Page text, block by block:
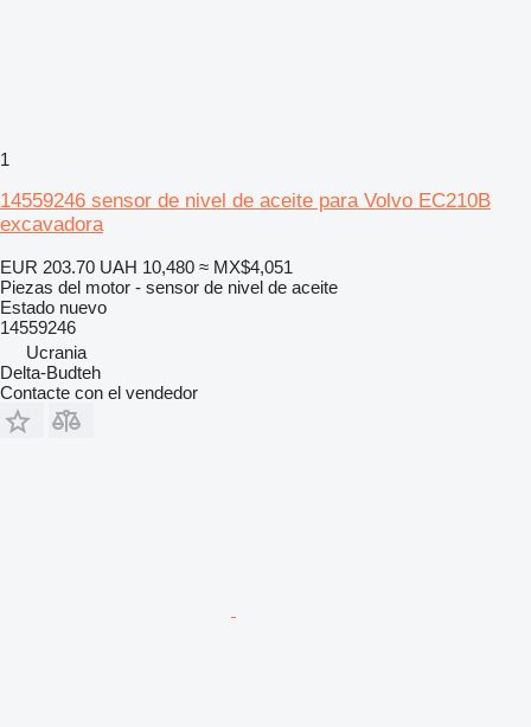
1
14559246 sensor de nivel de aceite para Volvo EC210B
excavadora
EUR 203.70 UAH 10,480 ≈ MX$4,051
Piezas del motor - sensor de nivel de aceite
Estado nuevo
14559246
Ucrania
Delta-Budteh
Contacte con el vendedor